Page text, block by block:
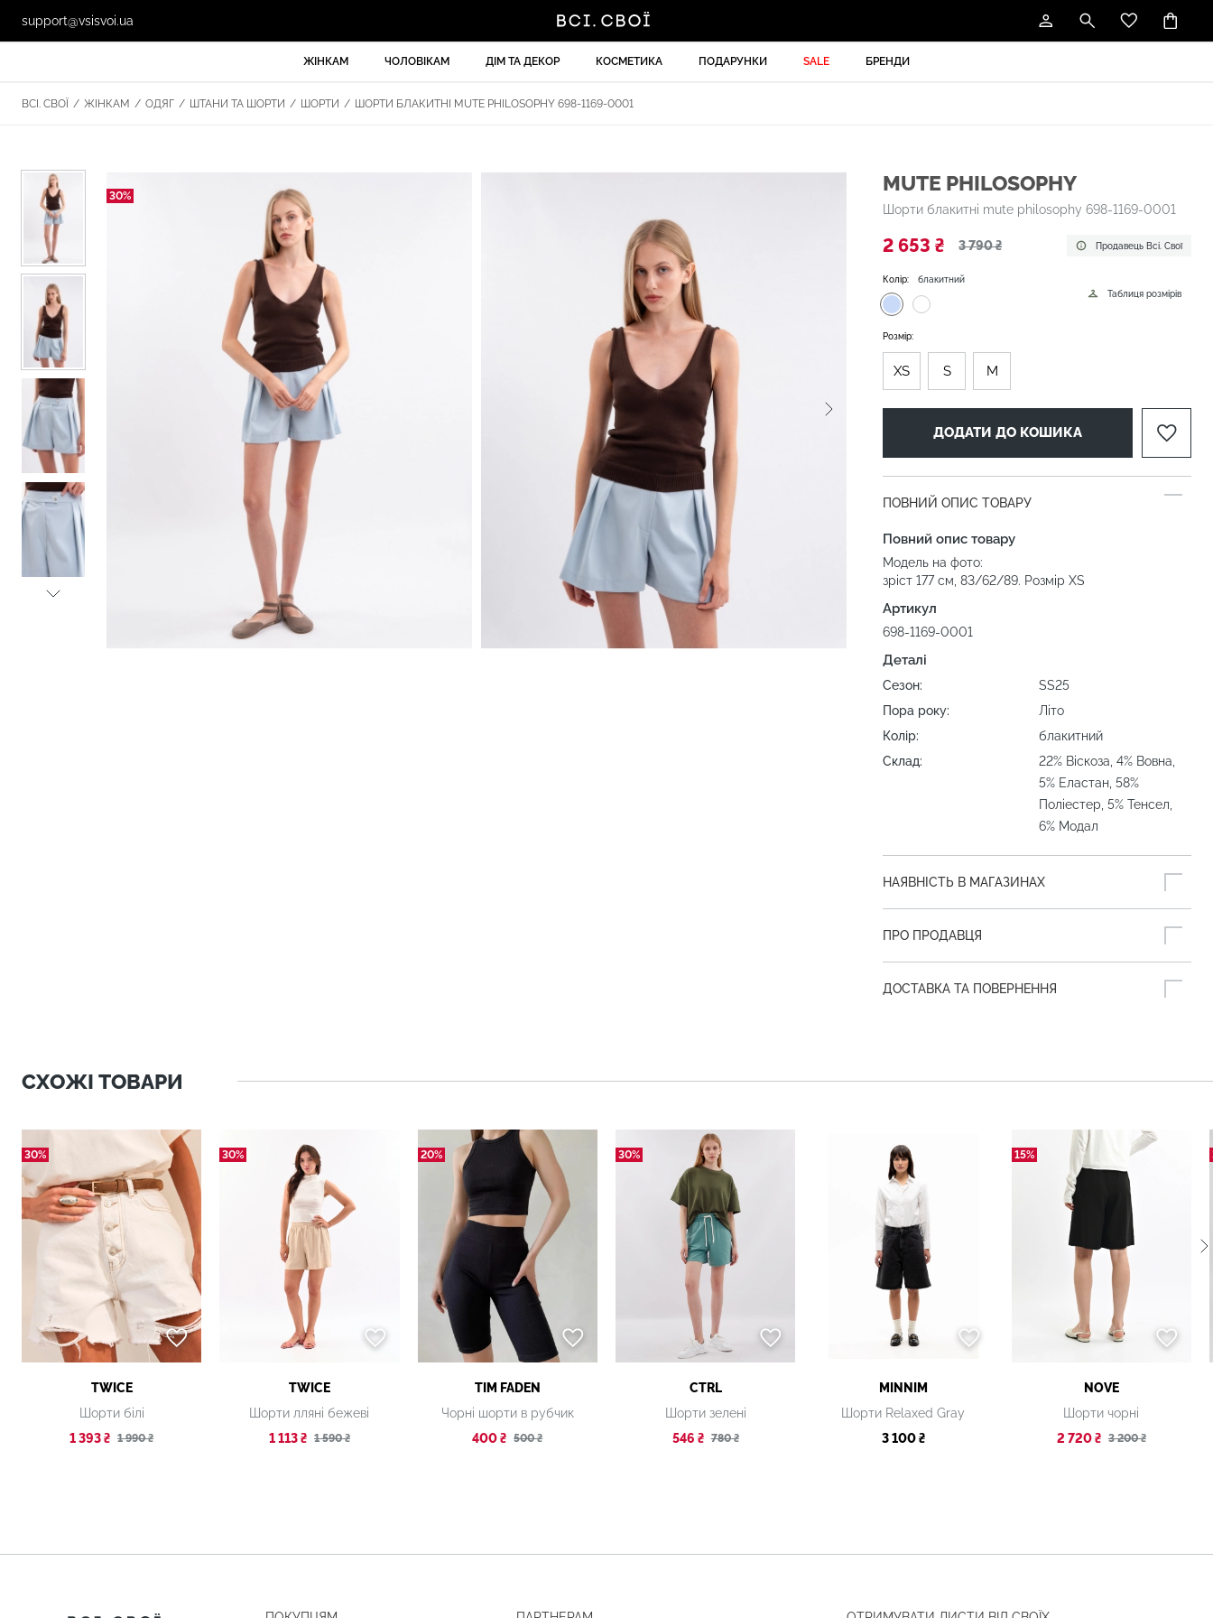
support@vsisvoi.ua
ЖІНКАМ ЧОЛОВІКАМ ДІМ ТА ДЕКОР КОСМЕТИКА ПОДАРУНКИ SALE БРЕНДИ
ВСІ. СВОЇ / ЖІНКАМ / ОДЯГ / ШТАНИ ТА ШОРТИ / ШОРТИ / ШОРТИ БЛАКИТНІ MUTE PHILOSOPHY 698-1169-0001
30%
MUTE PHILOSOPHY
Шорти блакитні mute philosophy 698-1169-0001
2 653 ₴ 3 790 ₴ Продавець Всі. Свої
Колір:
блакитний
Таблиця розмірів
Розмір:
XS S M
ДОДАТИ ДО КОШИКА
ПОВНИЙ ОПИС ТОВАРУ
Повний опис товару
Модель на фото:
зріст 177 см, 83/62/89. Розмір XS
Артикул
698-1169-0001
Деталі
Сезон:
SS25
Пора року:
Літо
Колір:
блакитний
Склад:
22% Віскоза, 4% Вовна,
5% Еластан, 58%
Поліестер, 5% Тенсел,
6% Модал
НАЯВНІСТЬ В МАГАЗИНАХ
ПРО ПРОДАВЦЯ
ДОСТАВКА ТА ПОВЕРНЕННЯ
СХОЖІ ТОВАРИ
30%
TWICE
Шорти білі
1 393 ₴ 1 990 ₴
30%
TWICE
Шорти лляні бежеві
1 113 ₴ 1 590 ₴
20%
TIM FADEN
Чорні шорти в рубчик
400 ₴ 500 ₴
30%
CTRL
Шорти зелені
546 ₴ 780 ₴
MINNIM
Шорти Relaxed Gray
3 100 ₴
15%
NOVE
Шорти чорні
2 720 ₴ 3 200 ₴